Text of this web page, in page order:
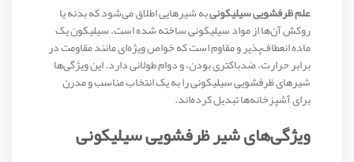
علم ظرفشویی سیلیکونیبه شیرهایی اطلاق می‌شود که بدنه یا
روکش آن‌ها از مواد سیلیکونی ساخته شده است. سیلیکون یک
ماده انعطاف‌پذیر و مقاوم است که خواص ویژه‌ای مانند مقاومت در
برابر حرارت، ضدباکتری بودن، و دوام طولانی دارد. این ویژگی‌ها
شیرهای ظرفشویی سیلیکونی را به یک انتخاب مناسب و مدرن
برای آشپزخانه‌ها تبدیل کرده‌اند.
ویژگی‌های شیر ظرفشویی سیلیکونی